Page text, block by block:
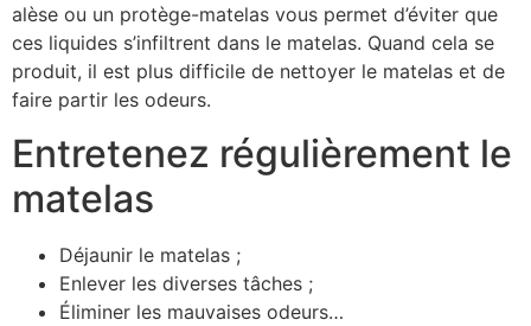
alèse ou un protège-matelas vous permet d’éviter que
ces liquides s’infiltrent dans le matelas. Quand cela se
produit, il est plus difficile de nettoyer le matelas et de
faire partir les odeurs.
Entretenez régulièrement le
matelas
Déjaunir le matelas ;
Enlever les diverses tâches ;
Éliminer les mauvaises odeurs…